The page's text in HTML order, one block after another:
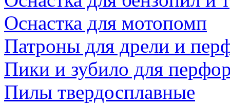
Оснастка для мотопомп
Патроны для дрели и
Пики и зубило для
Пилы твердосплавные